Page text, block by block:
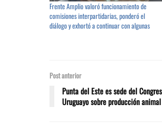
Frente Amplio valoró funcionamiento de
comisiones interpartidarias, ponderó el
diálogo y exhortó a continuar con algunas
Post anterior
Punta del Este es sede del
Uruguayo sobre producción animal